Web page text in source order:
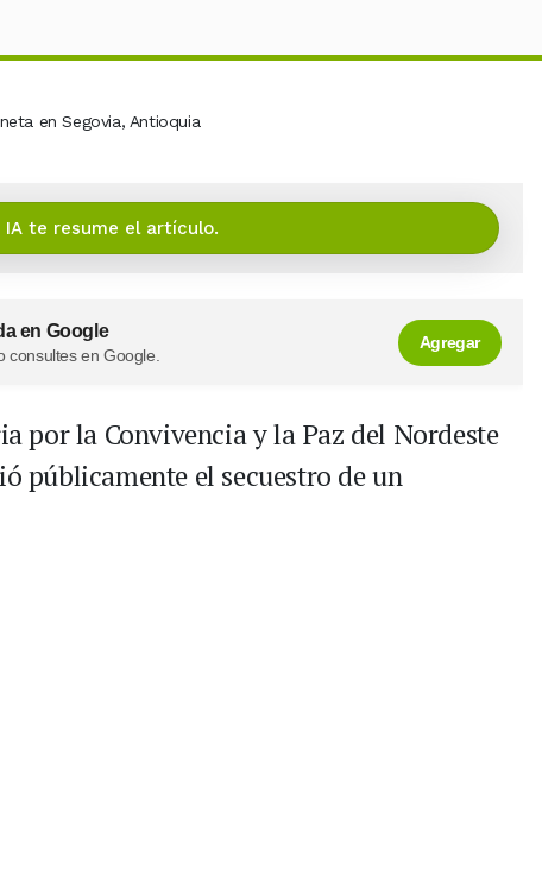
IA te resume el artículo.
en Google
consultes en Google.
Agregar
por la Convivencia y la Paz del Nordeste
públicamente el secuestro de un